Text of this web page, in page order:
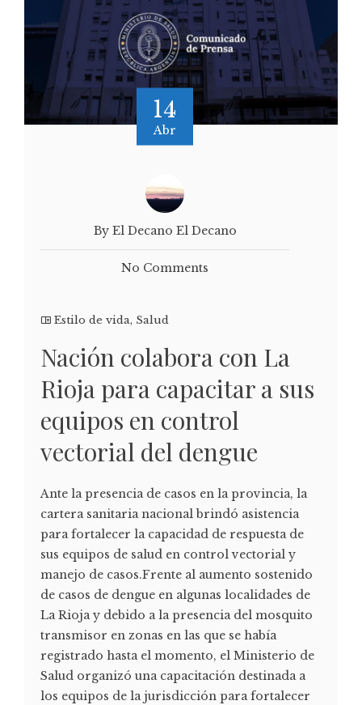
14
Abr
By El Decano El Decano
No Comments
Estilo de vida, Salud
Nación colabora con La
Rioja para capacitar a sus
equipos en control
vectorial del dengue
Ante la presencia de casos en la provincia, la
cartera sanitaria nacional brindó asistencia
para fortalecer la capacidad de respuesta de
sus equipos de salud en control vectorial y
manejo de casos.Frente al aumento sostenido
de casos de dengue en algunas localidades de
La Rioja y debido a la presencia del mosquito
transmisor en zonas en las que se había
registrado hasta el momento, el Ministerio de
Salud organizó una capacitación destinada a
los equipos de la jurisdicción para fortalecer